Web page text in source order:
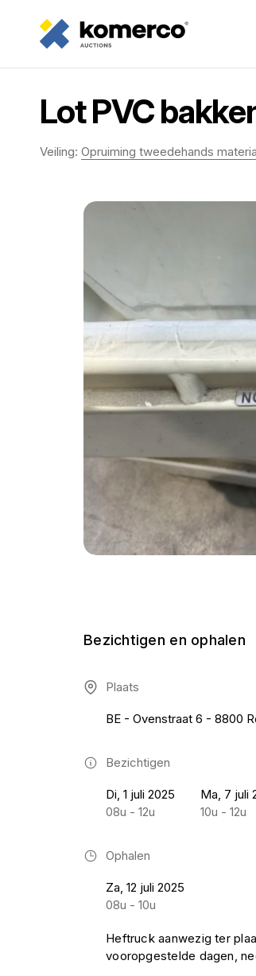
Lot PVC
Veiling: Opruiming tweedehands
Bezichtigen en ophalen
Plaats
BE - Ovenstraat 6 - 8800
Bezichtigen
Di, 1 juli 2025
08u - 12u
Ma, 7 juli
10u - 12u
Ophalen
Za, 12 juli 2025
08u - 10u
Heftruck aanwezig ter
vooropgestelde dagen,